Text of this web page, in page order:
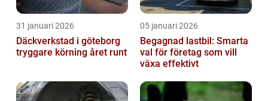
31 januari 2026
Däckverkstad i göteborg
tryggare körning året runt
05 januari 2026
Begagnad lastbil: Smarta
val för företag som vill
växa effektivt